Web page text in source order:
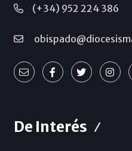
(+34) 952 224 386
De Interés